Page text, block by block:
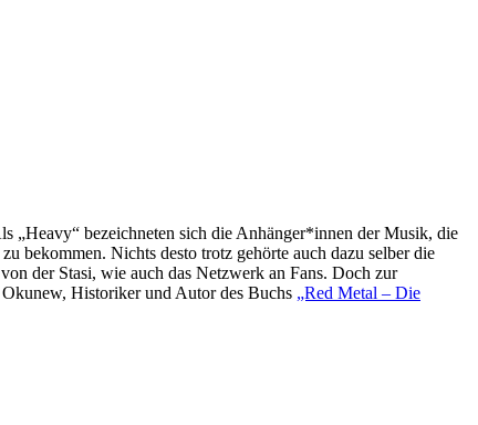
„Heavy“ bezeichneten sich die Anhänger*innen der Musik, die
bekommen. Nichts desto trotz gehörte auch dazu selber die
der Stasi, wie auch das Netzwerk an Fans. Doch zur
Historiker und Autor des Buchs „Red Metal – Die